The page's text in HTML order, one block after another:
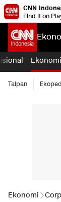
CNN
Find it on
Ekonomi
Taipan
Ekonomi